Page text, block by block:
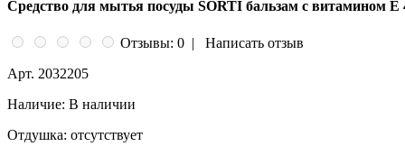
Средство для мытья посуды SORTI бальзам с витамином Е
Отзывы: 0 |
Написать отзыв
Арт. 2032205
Наличие: В наличии
Отдушка: отсутствует